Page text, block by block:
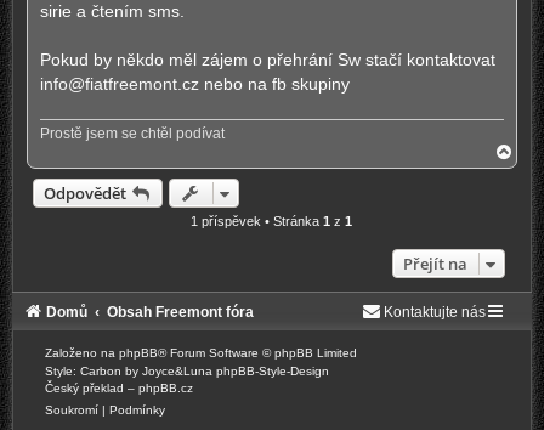
sirie a čtením sms.
Pokud by někdo měl zájem o přehrání Sw stačí kontaktovat
info@fiatfreemont.cznebo na fb skupiny
Prostě jsem se chtěl podívat
a
Odpovědět
1 příspěvek • Stránka1 z1
Přejít na
Domů Obsah Freemont fóra Kontaktujte nás
Založeno na phpBB® Forum Software © phpBB Limited
Style: Carbon by Joyce&Luna phpBB-Style-Design
Český překlad – phpBB.cz
Soukromí | Podmínky